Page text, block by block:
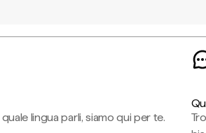
lingua parli, siamo qui per te.